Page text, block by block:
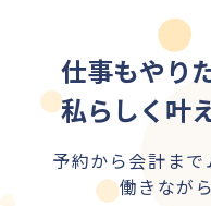
仕事もやり
私らしく叶
予約から会計まで
働きなが